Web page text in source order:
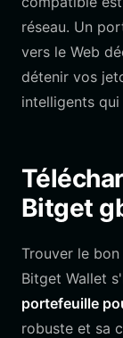
réseau. Un
vers le Web
détenir vos
intelligents qui
Bitget
Trouver le
Bitget Wallet
portefeuille
robuste et sa